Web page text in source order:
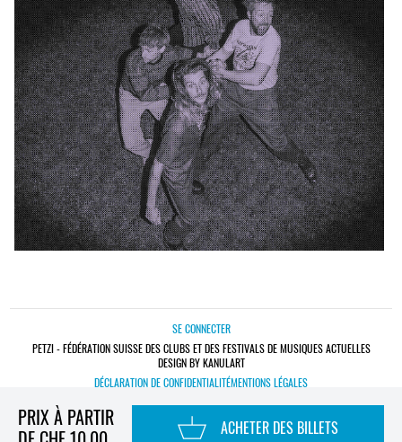
PRIX À PARTIR
ACHETER DES BILLETS
SE CONNECTER
PETZI - FÉDÉRATION SUISSE DES CLUBS ET DES FESTIVALS DE MUSIQUES ACTUELLES
DESIGN BY KANULART
DÉCLARATION DE CONFIDENTIALITÉMENTIONS LÉGALES